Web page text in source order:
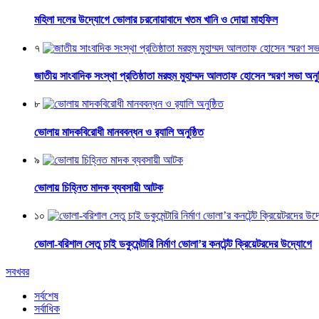
মহিলা দলের উদ্যোগে ভোলার চরনোয়াবাদে খতম খানি ও দোয়া মাহফিল
৭
জাতীয় সাংবাদিক সংস্থা প্রতিষ্ঠাতা মরহুম মুহাম্মদ আলতাফ হোসেন স্মরণ সভা
৮
ভোলায় মাদকবিরোধী মানববন্ধন ও র‌্যালি অনুষ্ঠিত
৯
ভোলায় চিহ্নিত মাদক ব্যবসায়ী আটক
১০
ভোলা-বরিশাল সেতু চাই ডকুমেন্টারি নির্মাণ ভোলা’র কনটেন্ট ক্রিয়েটরদের উদ্যোগে
সবখবর
সর্বশেষ
সর্বাধিক